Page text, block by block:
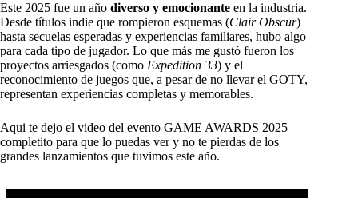
Este 2025 fue un año diverso y emocionante en la industria.
Desde títulos indie que rompieron esquemas (Clair Obscur)
hasta secuelas esperadas y experiencias familiares, hubo algo
para cada tipo de jugador. Lo que más me gustó fueron los
proyectos arriesgados (como Expedition 33) y el
reconocimiento de juegos que, a pesar de no llevar el GOTY,
representan experiencias completas y memorables.
Aqui te dejo el video del evento GAME AWARDS 2025
completito para que lo puedas ver y no te pierdas de los
grandes lanzamientos que tuvimos este año.